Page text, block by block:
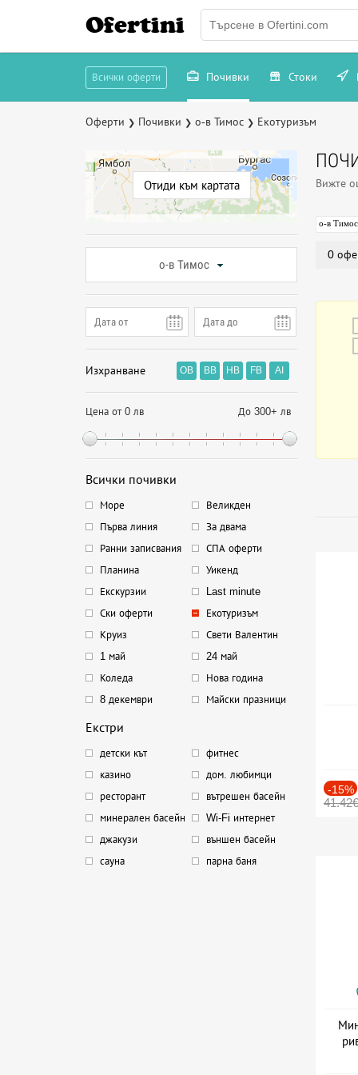
Ofertini
Всички оферти Почивки Стоки
Оферти ❯ Почивки ❯ о-в Тимос ❯ Екотуризъм
Отиди към картата
о-в Тимос
Изхранване OB BB HB FB AI
Цена от 0 лв До 300+ лв
Всички почивки
Море
Великден
Първа линия
За двама
Ранни записвания
СПА оферти
Планина
Уикенд
Екскурзии
Last minute
Ски оферти
Екотуризъм
Круиз
Свети Валентин
1 май
24 май
Коледа
Нова година
8 декември
Майски празници
Екстри
детски кът
фитнес
казино
дом. любимци
ресторант
вътрешен басейн
минерален басейн
Wi-Fi интернет
джакузи
външен басейн
сауна
парна баня
Вижте
о-в Тимос
0
-15%
41.42€